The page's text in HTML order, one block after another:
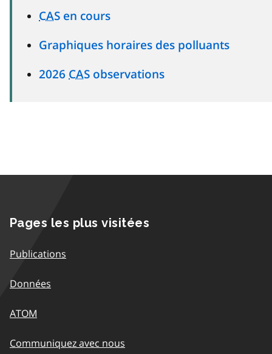
CAS en cours
Graphiques horaires des polluants
2026 CAS observations
Pages les plus visitées
Publications
Données
ATOM
Communiquez avec nous